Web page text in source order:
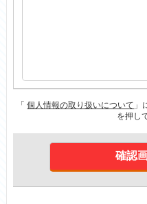
「個人情報の取り扱いについて 」
を押し